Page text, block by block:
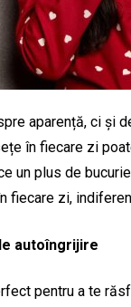
aparență, ci și
în fiecare zi
un plus de
fiecare zi,
autoîngrijire
pentru a te